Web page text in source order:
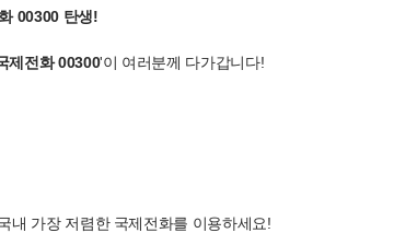
00300 탄생!
제전화 00300'이 여러분께 다가갑니다!
내 가장 저렴한 국제전화를 이용하세요!